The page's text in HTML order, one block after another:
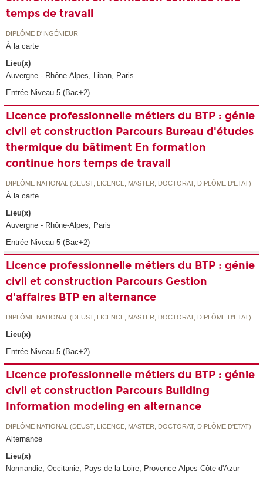
temps de travail
DIPLÔME D'INGÉNIEUR
À la carte
Lieu(x)
Auvergne - Rhône-Alpes, Liban, Paris
Entrée Niveau 5 (Bac+2)
Licence professionnelle métiers du BTP : génie
civil et construction Parcours Bureau d'études
thermique du bâtiment En formation
continue hors temps de travail
DIPLÔME NATIONAL (DEUST, LICENCE, MASTER, DOCTORAT, DIPLÔME D'ETAT)
À la carte
Lieu(x)
Auvergne - Rhône-Alpes, Paris
Entrée Niveau 5 (Bac+2)
Licence professionnelle métiers du BTP : génie
civil et construction Parcours Gestion
d'affaires BTP en alternance
DIPLÔME NATIONAL (DEUST, LICENCE, MASTER, DOCTORAT, DIPLÔME D'ETAT)
Lieu(x)
Entrée Niveau 5 (Bac+2)
Licence professionnelle métiers du BTP : génie
civil et construction Parcours Building
Information modeling en alternance
DIPLÔME NATIONAL (DEUST, LICENCE, MASTER, DOCTORAT, DIPLÔME D'ETAT)
Alternance
Lieu(x)
Normandie, Occitanie, Pays de la Loire, Provence-Alpes-Côte d'Azur